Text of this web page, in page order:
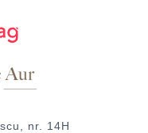
nr. 14H